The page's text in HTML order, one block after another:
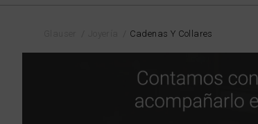
Cadenas Y Collares